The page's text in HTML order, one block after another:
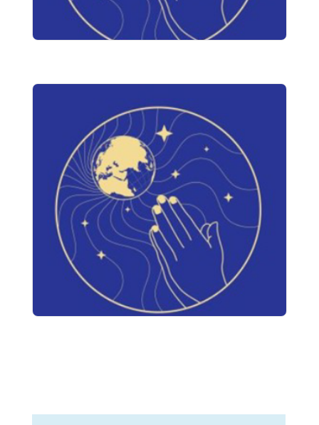
de l'ACAT-France, la NUIT des VEILLEURS aura
pour thème : Prions pour les défenseurs de
l'environnement persécutés C'est la 20ème édition
« Résister à l’indignité, forts de
la fidélité de Dieu »
Le 24 juin 2025 à 20h30, rassembler les chrétiens
du monde entier et sympathisants de toutes
générations, engagés dans la défense des droits
Temps de veillée œcuménique pour « prier et agir »